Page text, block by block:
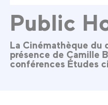
Public
La Cinémathèque du
présence de Camille
conférences Études